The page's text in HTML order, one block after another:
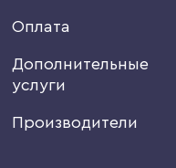
Оплата
Дополнительные
услуги
Производители